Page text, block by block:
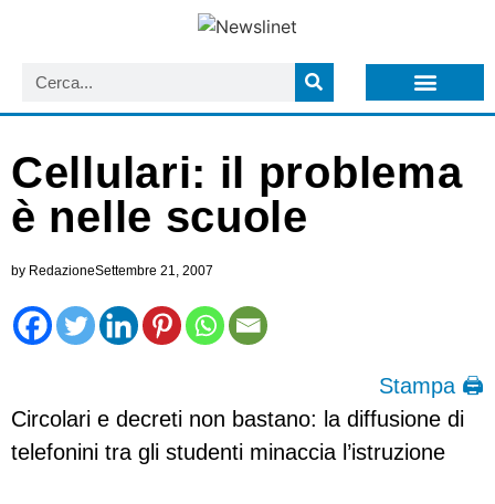
Cellulari: il problema
è nelle scuole
by RedazioneSettembre 21, 2007
Stampa 🖨
Circolari e decreti non bastano: la diffusione di
telefonini tra gli studenti minaccia l’istruzione